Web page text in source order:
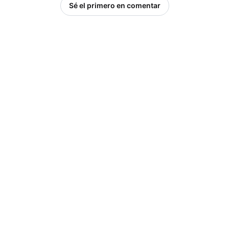
Sé el primero en comentar